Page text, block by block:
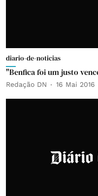
diario-de-noticias
"Benfica foi um justo
Redação DN 16 Mai 2016